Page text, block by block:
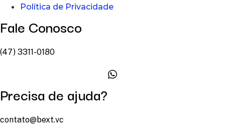
Política de Privacidade
Fale Conosco
(47) 3311-0180
Precisa de ajuda?
contato@bext.vc